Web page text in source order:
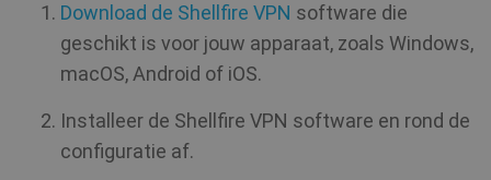
Download de Shellfire VPN software die
geschikt is voor jouw apparaat, zoals Windows,
macOS, Android of iOS.
Installeer de Shellfire VPN software en rond de
configuratie af.